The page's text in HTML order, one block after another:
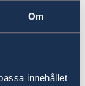
Om
innehållet
beredskap